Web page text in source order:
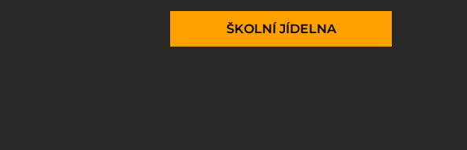
ŠKOLNÍ JÍDELNA